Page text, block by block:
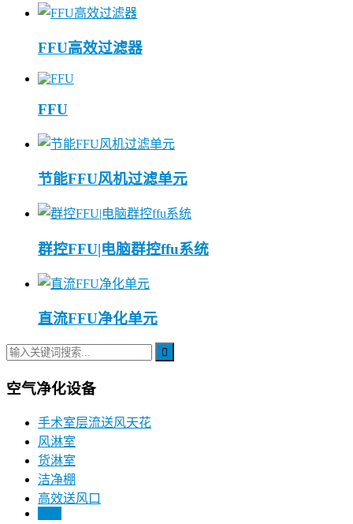
FFU高效过滤器
FFU
节能FFU风机过滤单元
群控FFU|电脑群控ffu系统
直流FFU净化单元
空气净化设备
手术室层流送风天花
风淋室
货淋室
洁净棚
高效送风口